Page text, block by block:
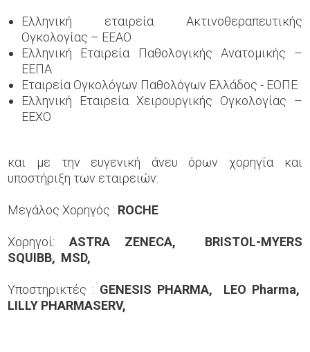
Ελληνική εταιρεία Ακτινοθεραπευτικής
Ογκολογίας – ΕΕΑΟ
Ελληνική Εταιρεία Παθολογικής Ανατομικής –
ΕΕΠΑ
Εταιρεία Ογκολόγων Παθολόγων Ελλάδος - ΕΟΠΕ
Ελληνική Εταιρεία Χειρουργικής Ογκολογίας –
ΕΕΧΟ
και με την ευγενική άνευ όρων χορηγία και
υποστήριξη των εταιρειών:
Μεγάλος Χορηγός : ROCHE
Χορηγοί:ASTRA ZENECA, BRISTOL-MYERS
SQUIBB, MSD,
Υποστηρικτές : GENESIS PHARMA, LEO Pharma,
LILLY PHARMASERV,